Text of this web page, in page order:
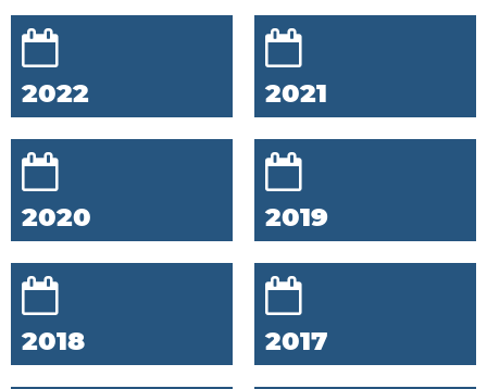
2022 2021
2020 2019
2018 2017